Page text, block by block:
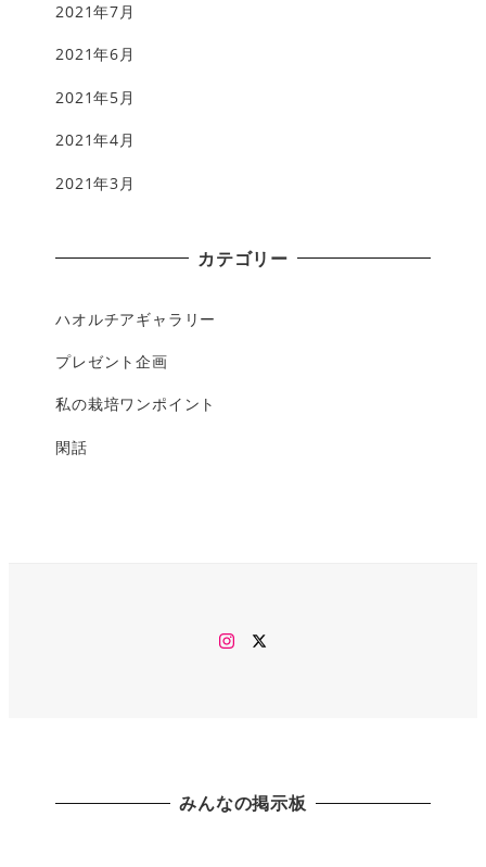
2021年7月
2021年6月
2021年5月
2021年4月
2021年3月
カテゴリー
ハオルチアギャラリー
プレゼント企画
私の栽培ワンポイント
閑話
Instagram
みんなの掲示板